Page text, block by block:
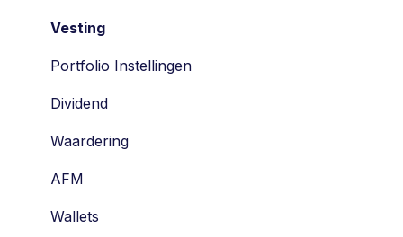
SAR
Tag along
Drag along
Belasting
Waardering
STAK
Vesting
Portfolio Instellingen
Dividend
Waardering
AFM
Wallets